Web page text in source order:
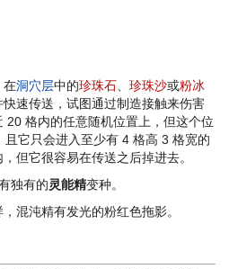
在洞穴层中的珍珠石 珍珠沙或粉冰
快速传送，试图通过制造接触来伤害
20 格内的任意随机位置上，但这个位
它只会进入至少有 4 格高 3 格宽的
，但它很容易在传送之后掉进去。
独有的灵能精变种。
混沌精有发光的粉红色拖影。